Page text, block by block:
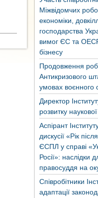
Міжвідомчих
економіки,
господарства
вимог ЄС та ОЕСР
бізнесу
Продовження
Антикризового
умовах воєнного
Директор
розвитку наукової
Аспірант
дискусії «Рік
ЄСПЛ у справі
Росії»: наслідки
правосуддя на
Співробітники
адаптації